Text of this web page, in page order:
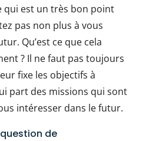
qui est un très bon point
pas non plus à vous
Qu’est ce que cela
? Il ne faut pas toujours
fixe les objectifs à
part des missions qui sont
intéresser dans le futur.
de